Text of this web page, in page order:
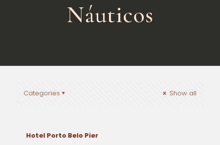
Náuticos
Categories Show all
Hotel Porto Belo Pier